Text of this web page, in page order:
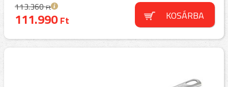
113.360Ft
111.990Ft KOSÁRBA